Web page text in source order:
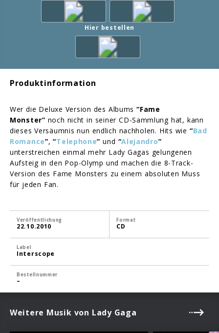
Hier bestellen
Produktinformation
Wer die Deluxe Version des Albums“Fame
Monster” noch nicht in seiner CD-Sammlung hat, kann
dieses Versäumnis nun endlich nachholen. Hits wie “Bad
Romance”,“Telephone” und “Alejandro”
unterstreichen einmal mehr Lady Gagas gelungenen
Aufsteig in den Pop-Olymp und machen die 8-Track-
Version des Fame Monsters zu einem absoluten Muss
für jeden Fan.
Veröffentlichung
22.10.2010
Format
CD
Label
Interscope
Bestellnummer
–
Weitere Musik von Lady Gaga